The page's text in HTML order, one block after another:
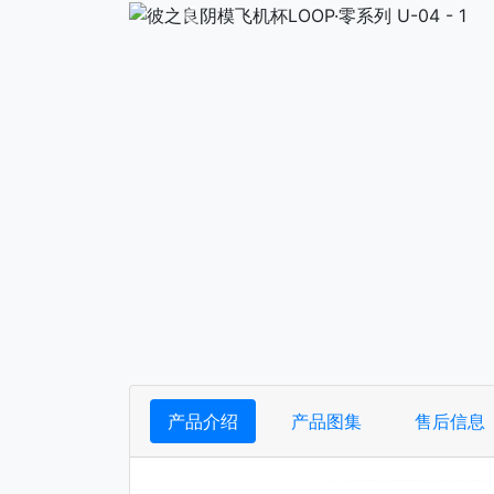
下一张
产品介绍 产品图集 售后信息